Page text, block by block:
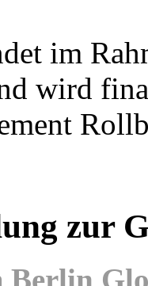
im
wird
zur
Berlin